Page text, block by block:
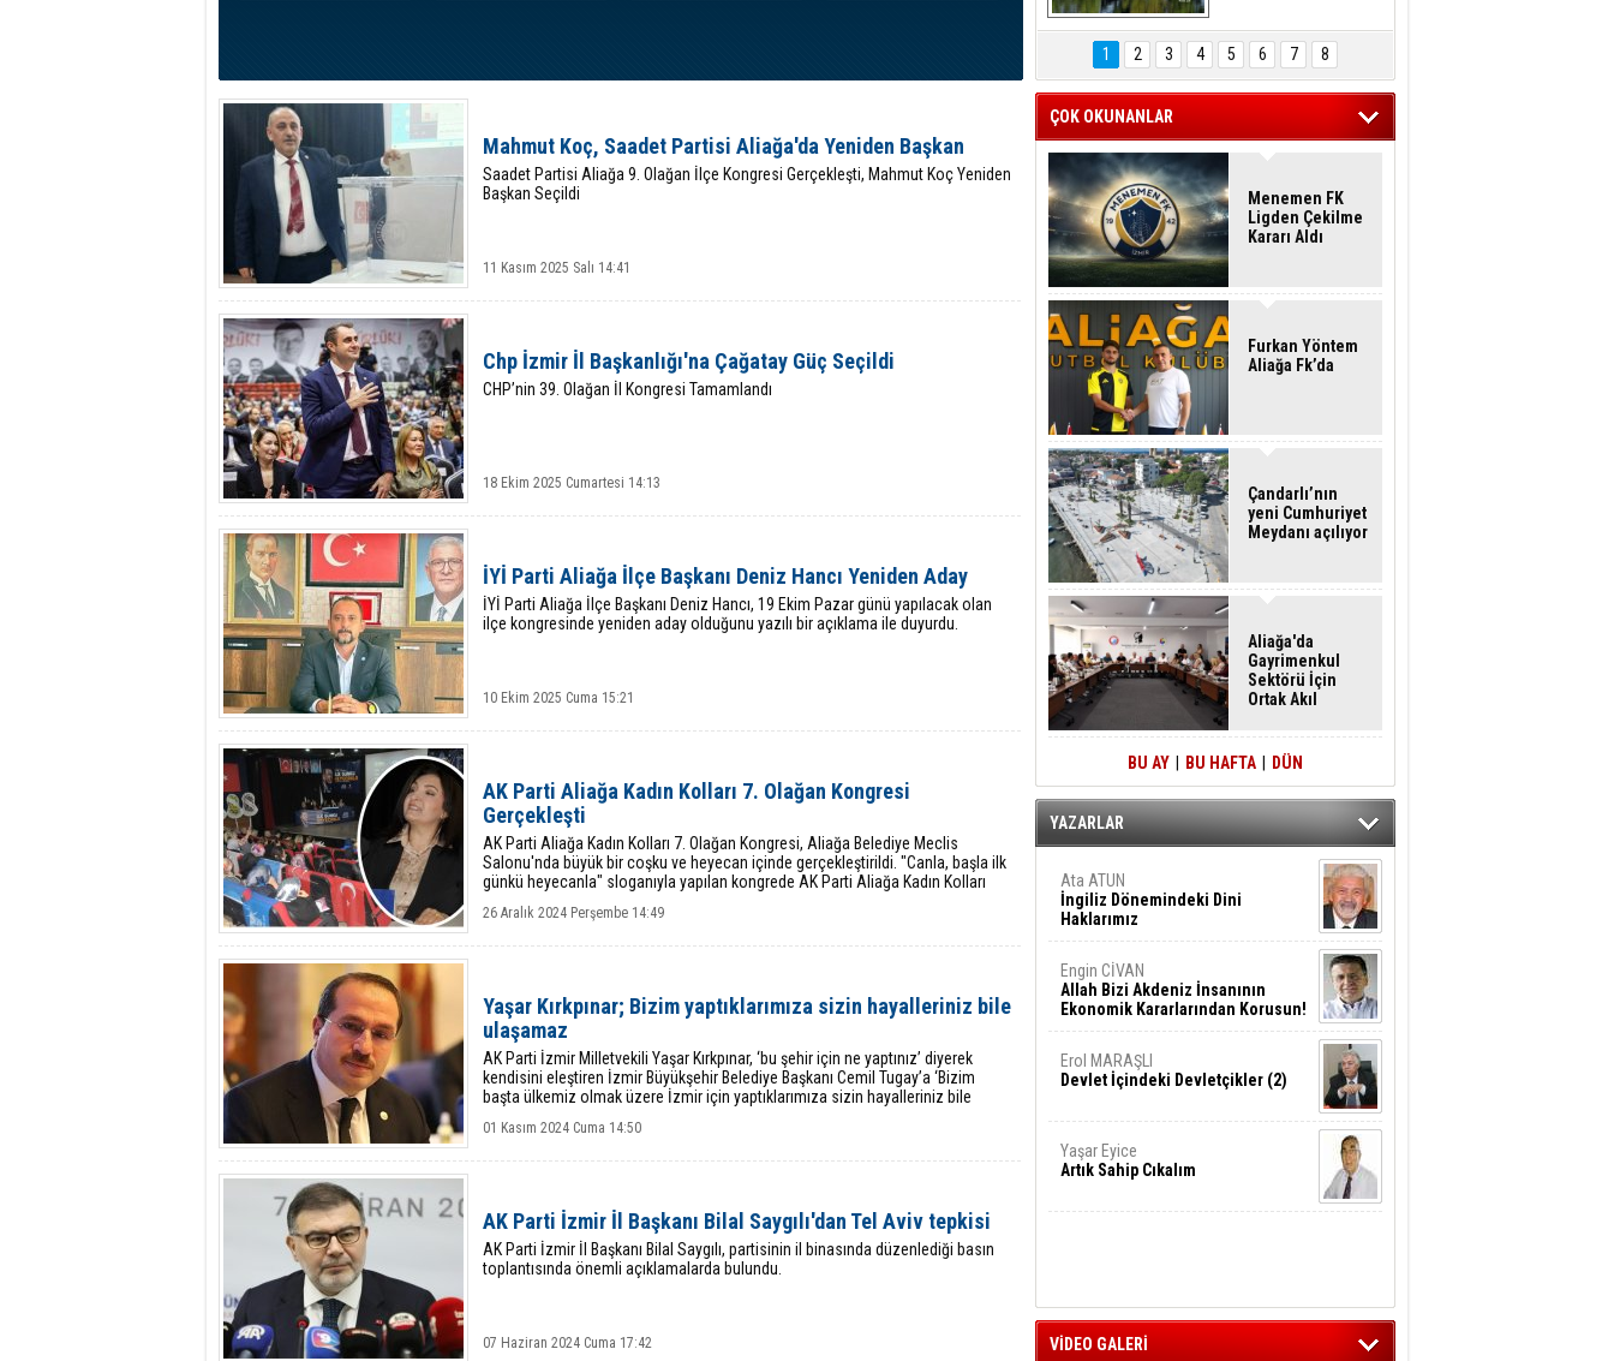
Mahmut Koç, Saadet Partisi Aliağa'da Yeniden Başkan
Saadet Partisi Aliağa 9. Olağan İlçe Kongresi Gerçekleşti, Mahmut Koç Yeniden
Başkan Seçildi
11 Kasım 2025 Salı 14:41
Chp İzmir İl Başkanlığı'na Çağatay Güç Seçildi
CHP’nin 39. Olağan İl Kongresi Tamamlandı
18 Ekim 2025 Cumartesi 14:13
İYİ Parti Aliağa İlçe Başkanı Deniz Hancı Yeniden Aday
İYİ Parti Aliağa İlçe Başkanı Deniz Hancı, 19 Ekim Pazar günü yapılacak olan
ilçe kongresinde yeniden aday olduğunu yazılı bir açıklama ile duyurdu.
10 Ekim 2025 Cuma 15:21
AK Parti Aliağa Kadın Kolları 7. Olağan Kongresi
Gerçekleşti
AK Parti Aliağa Kadın Kolları 7. Olağan Kongresi, Aliağa Belediye Meclis
Salonu'nda büyük bir coşku ve heyecan içinde gerçekleştirildi. "Canla, başla ilk
günkü heyecanla" sloganıyla yapılan kongrede AK Parti Aliağa Kadın Kolları
26 Aralık 2024 Perşembe 14:49
Yaşar Kırkpınar; Bizim yaptıklarımıza sizin hayalleriniz bile
ulaşamaz
AK Parti İzmir Milletvekili Yaşar Kırkpınar, ‘bu şehir için ne yaptınız’ diyerek
kendisini eleştiren İzmir Büyükşehir Belediye Başkanı Cemil Tugay’a ‘Bizim
başta ülkemiz olmak üzere İzmir için yaptıklarımıza sizin hayalleriniz bile
01 Kasım 2024 Cuma 14:50
AK Parti İzmir İl Başkanı Bilal Saygılı'dan Tel Aviv tepkisi
AK Parti İzmir İl Başkanı Bilal Saygılı, partisinin il binasında düzenlediği basın
toplantısında önemli açıklamalarda bulundu.
07 Haziran 2024 Cuma 17:42
Hasan Eser'in
Objektifinden
1 2 3 4 5 6 7 8
ÇOK OKUNANLAR
Menemen FK
Ligden Çekilme
Kararı Aldı
Furkan Yöntem
Aliağa Fk’da
Çandarlı’nın
yeni Cumhuriyet
Meydanı açılıyor
Aliağa'da
Gayrimenkul
Sektörü İçin
Ortak Akıl
BU AY BU HAFTA DÜN
YAZARLAR
Ata ATUN
İngiliz Dönemindeki Dini
Haklarımız
Engin CİVAN
Allah Bizi Akdeniz İnsanının
Ekonomik Kararlarından Korusun!
Erol MARAŞLI
Devlet İçindeki Devletçikler (2)
Yaşar Eyice
Artık Sahip Cıkalım
VİDEO GALERİ